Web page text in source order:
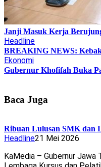
Janji Masuk Kerja
Headline
BREAKING NEWS:
Ekonomi
Gubernur Khofifah Buka
Baca Juga
Ribuan Lulusan SMK dan
Headline21 Mei 2026
KaMedia – Gubernur Jawa